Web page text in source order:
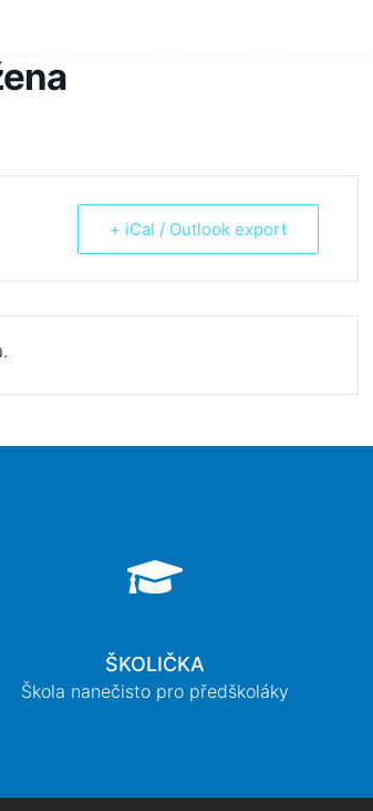
+ iCal / Outlook export
ŠKOLIČKA
Škola nanečisto pro předškoláky